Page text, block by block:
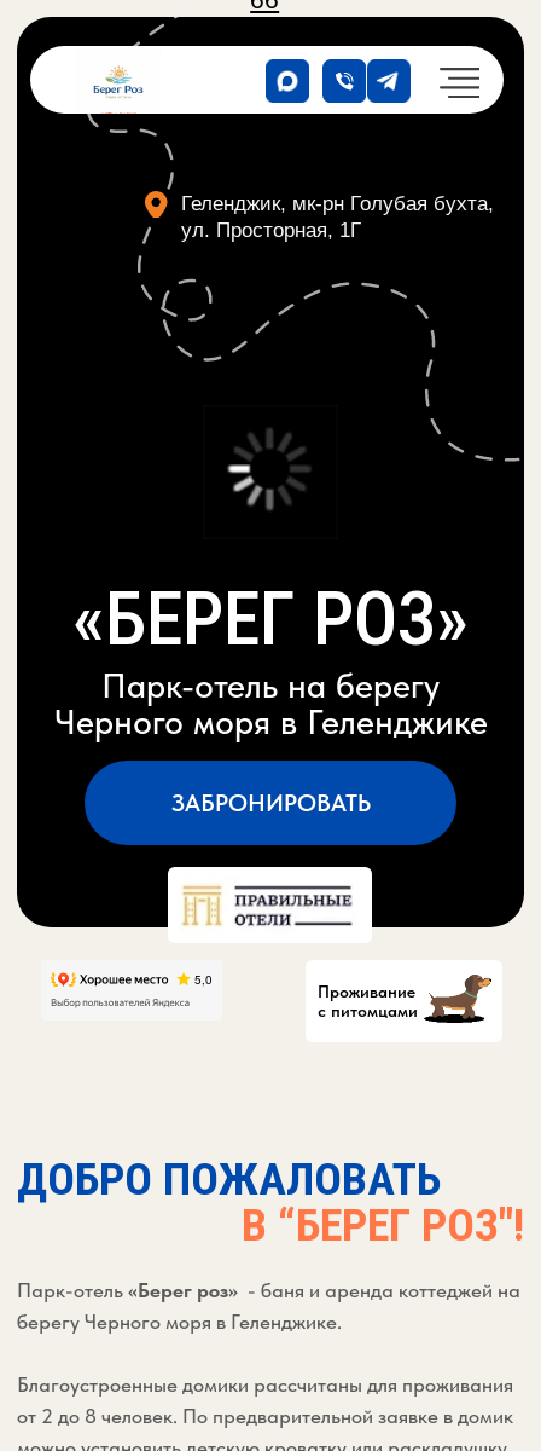
«БЕРЕГ РОЗ»
Геленджик, мк-рн Голубая бухта,
ул. Просторная, 1Г
Парк-отель на берегу
Черного моря в Геленджике
с питомцами
Парк-отель
- баня и аренда коттеджей на
Благоустроенные домики рассчитаны для проживания
от 2 до 8 человек. По предварительной заявке в домик
ДОБРО ПОЖАЛОВАТЬ
В “БЕРЕГ РОЗ"!